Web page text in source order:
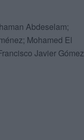
Abdeselam;
Mohamed El
Javier Gómez